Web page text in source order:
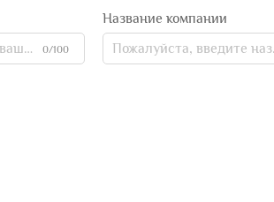
0/100
Название компании